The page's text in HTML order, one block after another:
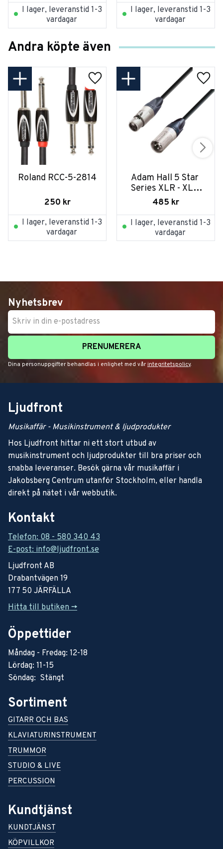
I lager, leveranstid 1-3
vardagar
I lager, leveranstid 1-3
vardagar
Andra köpte även
Roland RCC-5-2814
250 kr
I lager, leveranstid 1-3
vardagar
Adam Hall 5 Star
Series XLR - XLR
Neutrik 10m
485 kr
I lager, leveranstid 1-3
vardagar
Nyhetsbrev
PRENUMERERA
Dina personuppgifter behandlas i enlighet med vår integritetspolicy.
Ljudfront
Musikaffär - Musikinstrument & ljudprodukter
Hos Ljudfront hittar ni ett stort utbud av
musikinstrument och ljudprodukter till bra priser och
snabba leveranser. Besök gärna vår musikaffär i
Jakobsberg Centrum utanför Stockholm, eller handla
direkt på nätet i vår webbutik.
Kontakt
Telefon: 08 - 580 340 43
E-post: info@ljudfront.se
Ljudfront AB
Drabantvägen 19
177 50 JÄRFÄLLA
Hitta till butiken ->
Öppettider
Måndag - Fredag: 12-18
Lördag: 11-15
Söndag: Stängt
Sortiment
GITARR OCH BAS
KLAVIATURINSTRUMENT
TRUMMOR
STUDIO & LIVE
PERCUSSION
Kundtjänst
KUNDTJÄNST
KÖPVILLKOR